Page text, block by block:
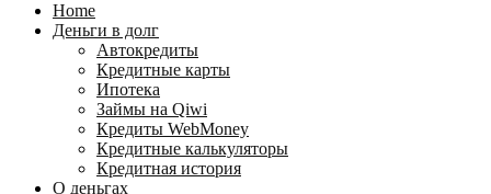
лиц
Home
Деньги в долг
Автокредиты
Кредитные карты
Ипотека
Займы на Qiwi
Кредиты WebMoney
Кредитные калькуляторы
Кредитная история
О деньгах